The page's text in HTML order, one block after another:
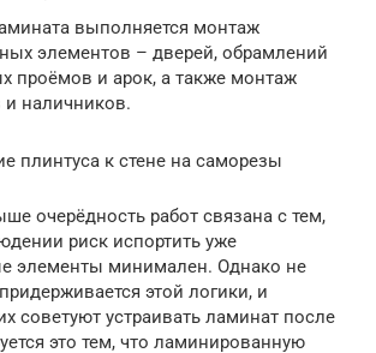
выполняется монтаж
элементов – дверей, обрамлений
проёмов и арок, а также монтаж
и наличников.
плинтуса к стене на саморезы
очерёдность работ связана с тем,
риск испортить уже
элементы минимален. Однако не
этой логики, и
советуют устраивать ламинат после
это тем, что ламинированную